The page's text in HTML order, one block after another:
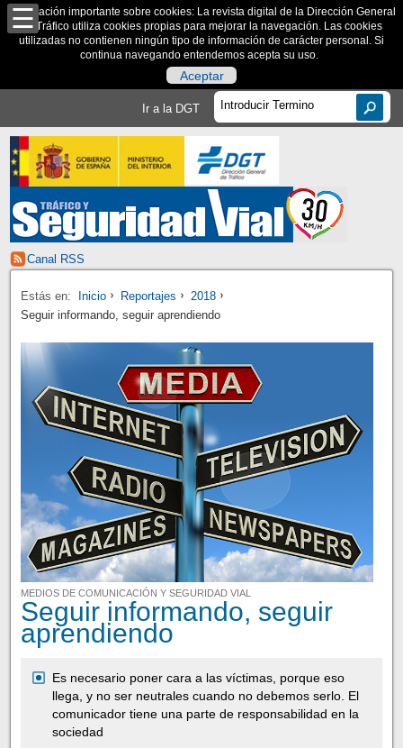
Información importante sobre cookies: La revista digital de la Dirección General
de Tráfico utiliza cookies propias para mejorar la navegación. Las cookies
utilizadas no contienen ningún tipo de información de carácter personal. Si
continua navegando entendemos acepta su uso.
Aceptar
Ir a la DGT
Canal RSS
Estás en: Inicio Reportajes
2018
Seguir informando, seguir aprendiendo
MEDIOS DE COMUNICACIÓN Y SEGURIDAD VIAL
Seguir informando, seguir
aprendiendo
Es necesario poner cara a las víctimas, porque eso
llega, y no ser neutrales cuando no debemos serlo. El
comunicador tiene una parte de responsabilidad en la
sociedad